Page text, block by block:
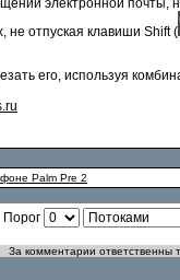
электронной почты,
не отпуская клавиши Shift (
его, используя
Palm Pre 2
Порог
За комментарии ответственны